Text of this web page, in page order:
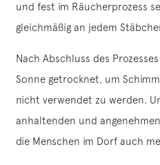
und fest im Räucherprozess
gleichmäßig an jedem
Nach Abschluss des
Sonne getrocknet, um
nicht verwendet zu werden.
anhaltenden und
die Menschen im Dorf auch